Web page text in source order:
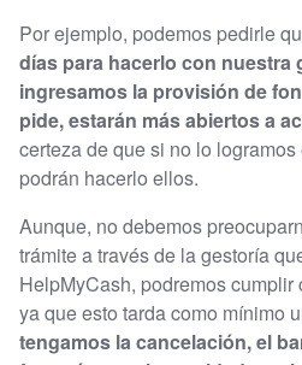
Por ejemplo, podemos pedirle
días para hacerlo con nuestra
ingresamos la provisión de
pide, estarán más abiertos a
certeza de que si no lo
podrán hacerlo ellos.
Aunque, no debemos
trámite a través de la gestoría
HelpMyCash, podremos
ya que esto tarda como mínimo
tengamos la cancelación, el